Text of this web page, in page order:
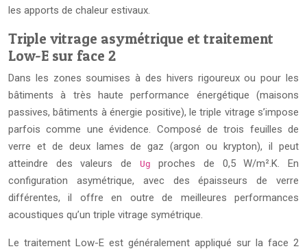
les apports de chaleur estivaux.
Triple vitrage asymétrique et traitement
Low-E sur face 2
Dans les zones soumises à des hivers rigoureux ou pour les
bâtiments à très haute performance énergétique (maisons
passives, bâtiments à énergie positive), le triple vitrage s’impose
parfois comme une évidence. Composé de trois feuilles de
verre et de deux lames de gaz (argon ou krypton), il peut
atteindre des valeurs de
Ug
proches de 0,5 W/m².K. En
configuration asymétrique, avec des épaisseurs de verre
différentes, il offre en outre de meilleures performances
acoustiques qu’un triple vitrage symétrique.
Le traitement Low-E est généralement appliqué sur la face 2